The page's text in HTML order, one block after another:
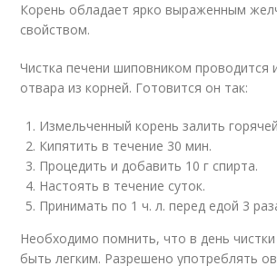
Корень обладает ярко выраженным
свойством.
Чистка печени шиповником
отвара из корней. Готовится он так:
Измельченный корень залить
Кипятить в течение 30 мин.
Процедить и добавить 10 г спирта.
Настоять в течение суток.
Принимать по 1 ч. л. перед едой 3
Необходимо помнить, что в день
быть легким. Разрешено употреблять